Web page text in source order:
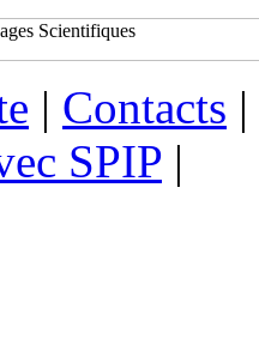
| Contacts |
SPIP |